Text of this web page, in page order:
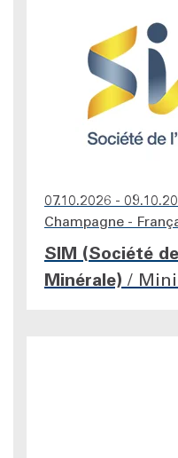
07.10.2026 -
Champagne -
SIM (Société
Minérale) /